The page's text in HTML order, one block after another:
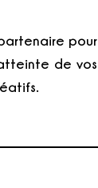
pour
de vos